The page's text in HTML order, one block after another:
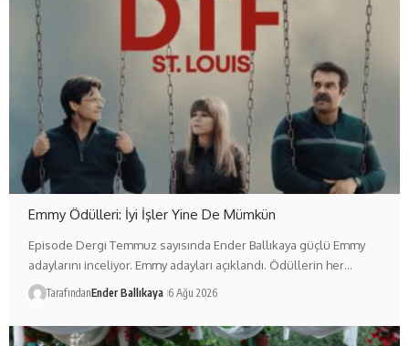
Emmy Ödülleri: İyi İşler Yine De Mümkün
Episode Dergi Temmuz sayısında Ender Ballıkaya güçlü Emmy
adaylarını inceliyor. Emmy adayları açıklandı. Ödüllerin her…
TarafındanEnder Ballıkaya 6 Ağu 2026